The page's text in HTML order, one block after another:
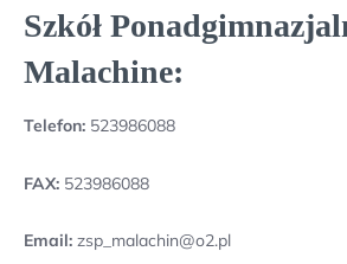
Szkół
Malachine:
Telefon: 523986088
FAX: 523986088
Email: zsp_malachin@o2.pl